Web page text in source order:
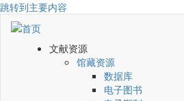
跳转到主要内容
文献资源
馆藏资源
数据库
电子图书